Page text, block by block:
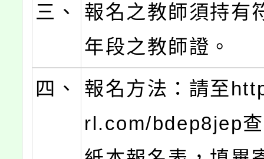
三、
報名之教師須持有
年段之教師證。
四、
報名方法：請至
rl.com/bdep8jep